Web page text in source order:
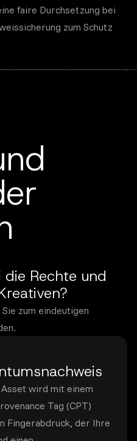
faire Durchsetzung bei
zum Schutz
Rechte und
zum eindeutigen
wird mit einem
Tag (CPT)
Fingerabdruck, der Ihre